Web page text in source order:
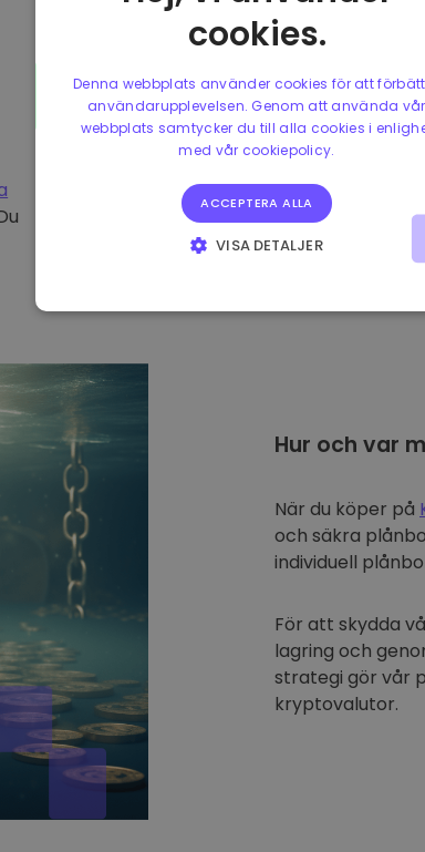
Hur och var
När du köper på
och säkra
individuell
För att skydda
lagring och
strategi gör vår
kryptovalutor.
cookies.
Denna webbplats använder cookies för att
användarupplevelsen. Genom att använda vår
webbplats samtycker du till alla cookies i
med vår cookiepolicy.
ACCEPTERA ALLA
VISA DETALJER